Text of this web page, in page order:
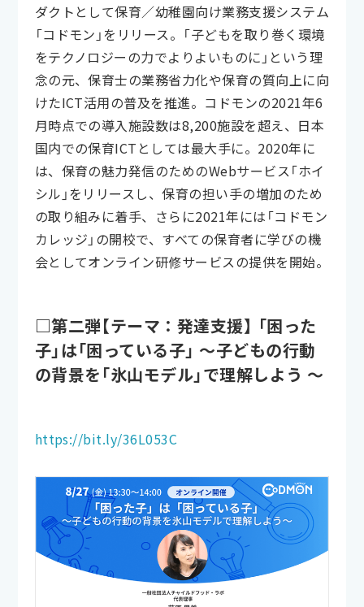
ダクトとして保育／幼稚園向け業務支援システム
「コドモン」をリリース。「子どもを取り巻く環境
をテクノロジーの力でよりよいものに」という理
念の元、保育士の業務省力化や保育の質向上に向
けたICT活用の普及を推進。コドモンの2021年6
月時点での導入施設数は8,200施設を超え、日本
国内での保育ICTとしては最大手に。2020年に
は、保育の魅力発信のためのWebサービス「ホイ
シル」をリリースし、保育の担い手の増加のため
の取り組みに着手、さらに2021年には「コドモン
カレッジ」の開校で、すべての保育者に学びの機
会としてオンライン研修サービスの提供を開始。
□第二弾【テーマ：発達支援】 「困った
子」は「困っている子」 ～子どもの行動
の背景を「氷山モデル」で理解しよう ～
https://bit.ly/36L053C